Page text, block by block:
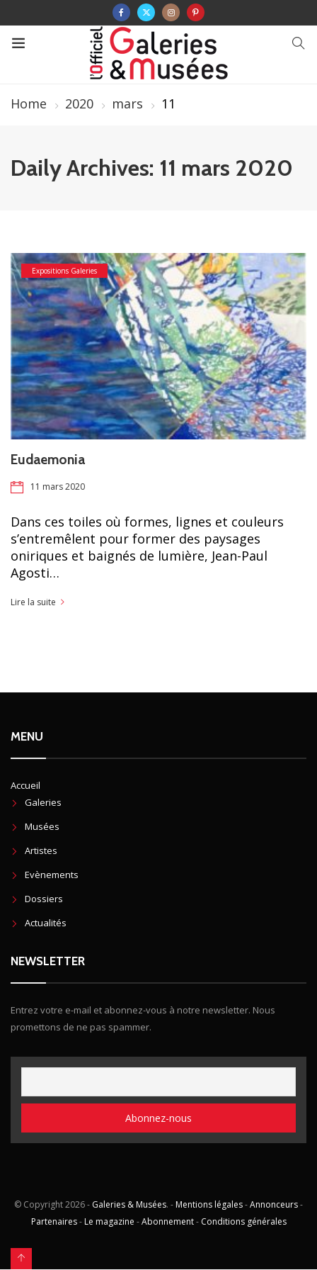
Home 2020 mars 11
Daily Archives: 11 mars 2020
Expositions Galeries
Eudaemonia
11 mars 2020
Dans ces toiles où formes, lignes et couleurs
s’entremêlent pour former des paysages
oniriques et baignés de lumière, Jean-Paul
Agosti…
Lire la suite
MENU
Accueil
Galeries
Musées
Artistes
Evènements
Dossiers
Actualités
NEWSLETTER
Entrez votre e-mail et abonnez-vous à notre newsletter. Nous
promettons de ne pas spammer.
© Copyright2026 - Galeries & Musées. - Mentions légales-Annonceurs-
Partenaires- Le magazine -Abonnement- Conditions générales